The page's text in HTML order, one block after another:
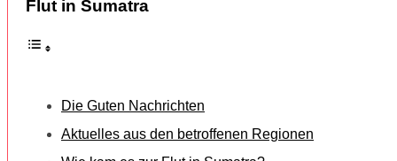
Flut in Sumatra
Die Guten Nachrichten
Aktuelles aus den betroffenen Regionen